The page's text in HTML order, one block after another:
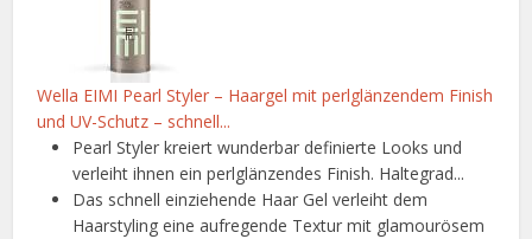
Wella EIMI Pearl Styler – Haargel mit perlglänzendem Finish
und UV-Schutz – schnell...
Pearl Styler kreiert wunderbar definierte Looks und
verleiht ihnen ein perlglänzendes Finish. Haltegrad...
Das schnell einziehende Haar Gel verleiht dem
Haarstyling eine aufregende Textur mit glamourösem